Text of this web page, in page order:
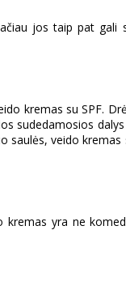
jos taip pat gali
kremas su SPF.
sudedamosios
veido kremas
yra ne